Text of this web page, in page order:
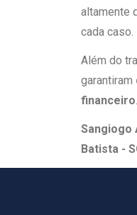
altamente
cada caso.
Além do
garantiram
financeiro.
Sangiogo
Batista -